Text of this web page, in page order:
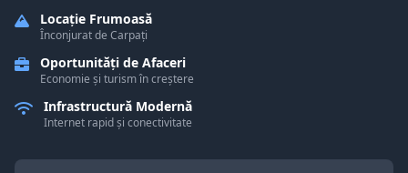
Locație Frumoasă
Înconjurat de Carpați
Oportunități de Afaceri
Economie și turism în creștere
Infrastructură Modernă
Internet rapid și conectivitate